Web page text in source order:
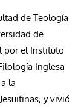
de Teología
de
por el Instituto
Inglesa
la
y vivió